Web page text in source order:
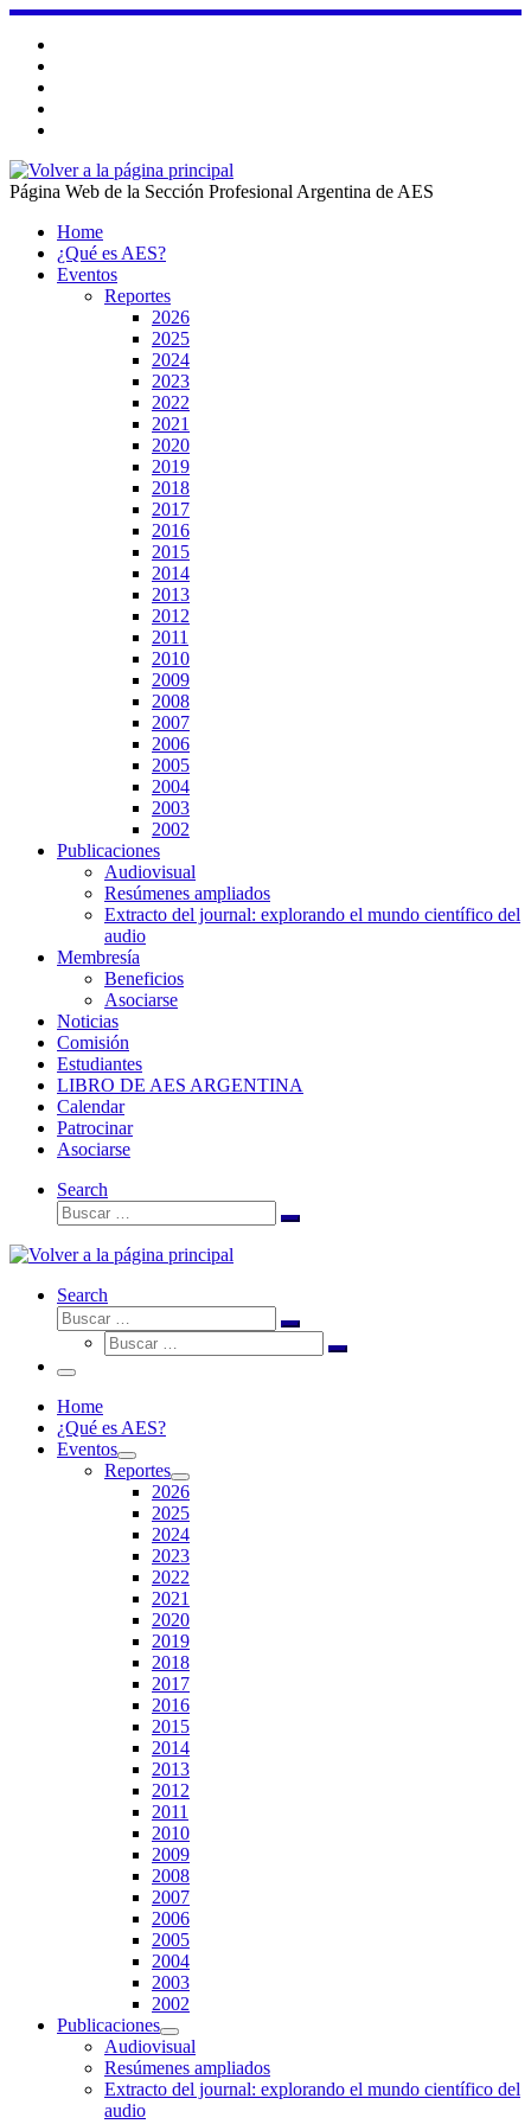
Saltar
contenido
Página Web de la Sección Profesional Argentina de AES
Home
¿Qué es AES?
Eventos
Reportes
2026
2025
2024
2023
2022
2021
2020
2019
2018
2017
2016
2015
2014
2013
2012
2011
2010
2009
2008
2007
2006
2005
2004
2003
2002
Publicaciones
Audiovisual
Resúmenes ampliados
Extracto del journal: explorando el mundo científico del
audio
Membresía
Beneficios
Asociarse
Noticias
Comisión
Estudiantes
LIBRO DE AES ARGENTINA
Calendar
Patrocinar
Asociarse
Search
Buscar
Buscar
Search
Buscar
Buscar
Buscar
Buscar
Menú
Home
¿Qué es AES?
Eventos
Reportes
2026
2025
2024
2023
2022
2021
2020
2019
2018
2017
2016
2015
2014
2013
2012
2011
2010
2009
2008
2007
2006
2005
2004
2003
2002
Publicaciones
Audiovisual
Resúmenes ampliados
Extracto del journal: explorando el mundo científico del
audio